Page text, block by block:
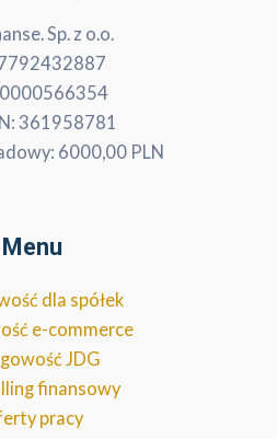
Sp. z o.o.
0000566354
361958781
6000,00 PLN
Menu
dla spółek
e-commerce
JDG
finansowy
pracy